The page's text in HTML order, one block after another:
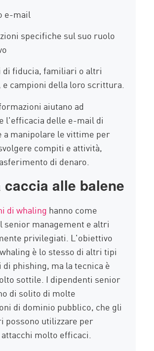
e-mail
specifiche sul suo ruolo
di fiducia, familiari o altri
e campioni della loro scrittura.
aiutano ad
l'efficacia delle e-mail di
a manipolare le vittime per
compiti e attività,
di denaro.
caccia alle balene
di whaling hanno come
senior management e altri
privilegiati. L'obiettivo
è lo stesso di altri tipi
di phishing, ma la tecnica è
sottile. I dipendenti senior
di solito di molte
di dominio pubblico, che gli
possono utilizzare per
molto efficaci.